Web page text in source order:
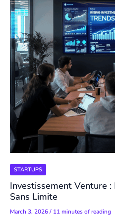
STARTUPS
Investissement Venture
Sans Limite
March 3, 2026/ 11 minutes of reading